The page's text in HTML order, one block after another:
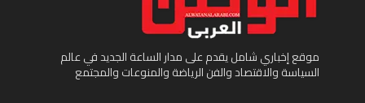
موقع إخباري شامل يقدم على مدار الساعة الجديد في عالم
السياسة والاقتصاد والفن الرياضة والمنوعات والمجتمع